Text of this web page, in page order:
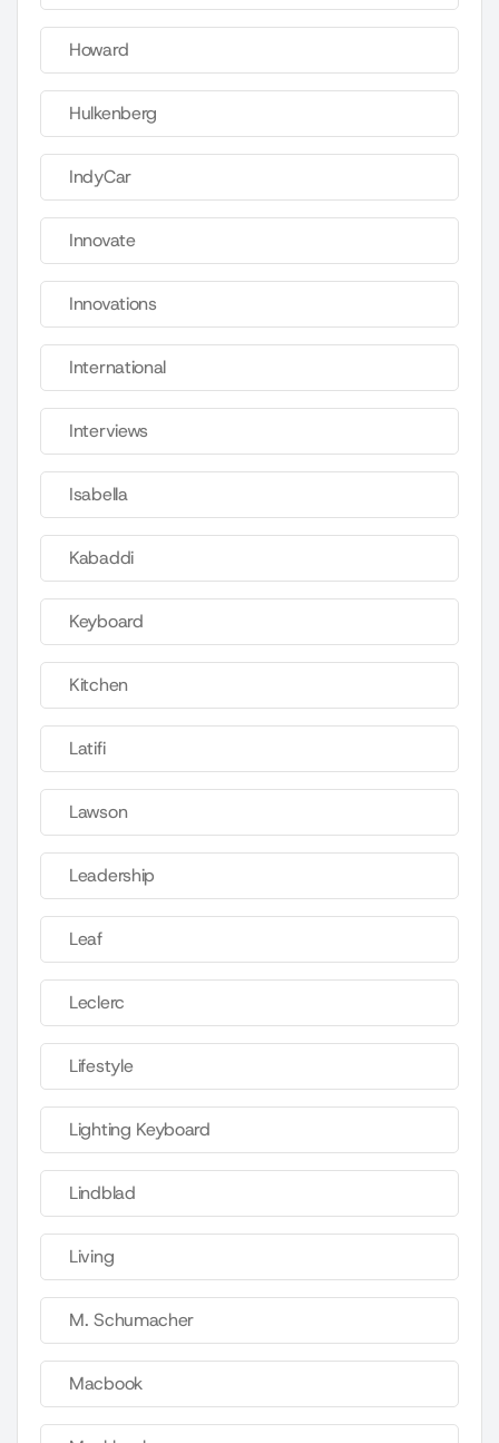
Howard
Hulkenberg
IndyCar
Innovate
Innovations
International
Interviews
Isabella
Kabaddi
Keyboard
Kitchen
Latifi
Lawson
Leadership
Leaf
Leclerc
Lifestyle
Lighting Keyboard
Lindblad
Living
M. Schumacher
Macbook